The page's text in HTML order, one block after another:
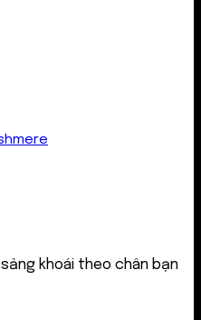
khoái theo chân bạn